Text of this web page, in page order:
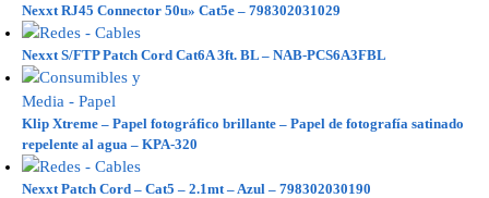
Nexxt RJ45 Connector 50u» Cat5e – 798302031029
Nexxt S/FTP Patch Cord Cat6A 3ft. BL – NAB-PCS6A3FBL
Klip Xtreme – Papel fotográfico brillante – Papel de fotografía satinado
repelente al agua – KPA-320
Nexxt Patch Cord – Cat5 – 2.1mt – Azul – 798302030190